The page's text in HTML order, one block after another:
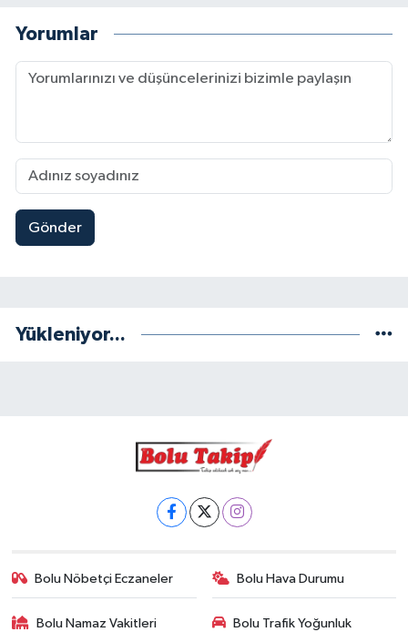
Yorumlar
Gönder
Yükleniyor...
Bolu Nöbetçi Eczaneler Bolu Hava Durumu
Bolu Namaz Vakitleri
Bolu Trafik Yoğunluk